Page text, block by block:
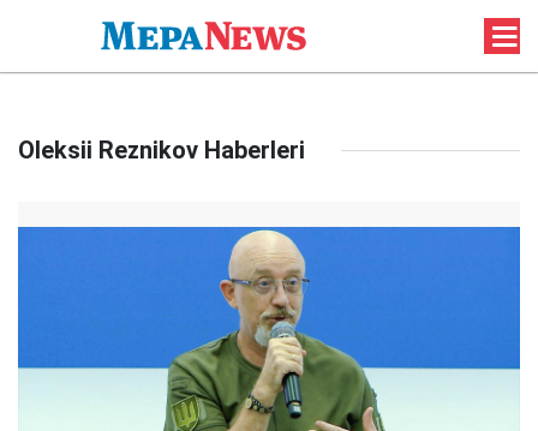
Oleksii Reznikov Haberleri